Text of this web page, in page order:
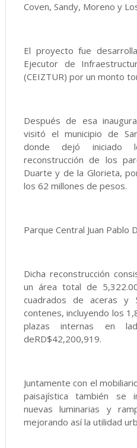
Coven, Sandy, Moreno y
El proyecto fue
Ejecutor de
(CEIZTUR) por un monto
Después de esa
visitó el municipio de
donde dejó iniciado
reconstrucción de los
Duarte y de la Glorieta,
los 62 millones de pesos.
Parque Central Juan Pablo
Dicha reconstrucción
un área total de
cuadrados de aceras y
contenes, incluyendo los
plazas internas en
deRD$42,200,919.
Juntamente con el
paisajística también se
nuevas luminarias y
mejorando así la utilidad